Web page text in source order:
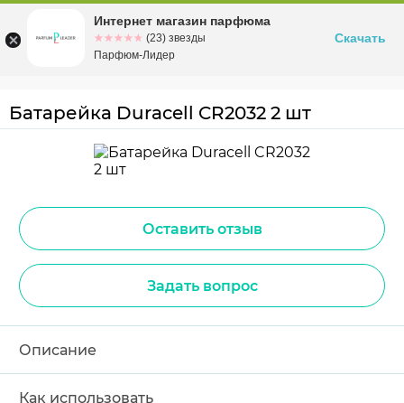
Омскул. Заозерная, 11, к. 1
Батарейка Duracell CR2032 2 шт
Оставить отзыв
Задать вопрос
Описание
Как использовать
Интернет магазин парфюма
☆☆☆☆☆
★★★★★ (23) звезды
Парфюм-Лидер
Скачать